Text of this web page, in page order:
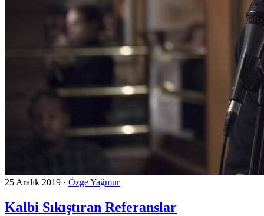
25 Aralık 2019 · Özge Yağmur
Kalbi Sıkıştıran Referanslar